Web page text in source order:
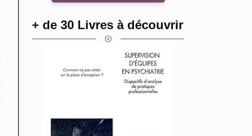
+ de 30 Livres à découvrir